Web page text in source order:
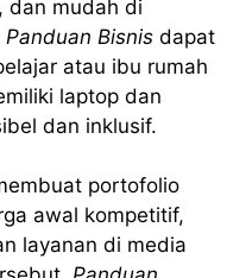
dan mudah di
Panduan Bisnis dapat
atau ibu rumah
laptop dan
dan inklusif.
portofolio
awal kompetitif,
layanan di media